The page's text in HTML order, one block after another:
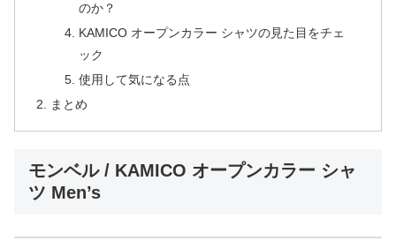
のか？
KAMICO オープンカラー シャツの見た目をチェ
ック
使用して気になる点
まとめ
モンベル / KAMICO オープンカラー シャ
ツ Men’s